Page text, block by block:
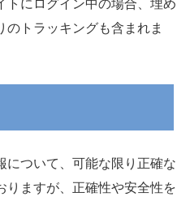
トラッキングも含まれま
について、可能な限り正確な
ますが、正確性や安全性を